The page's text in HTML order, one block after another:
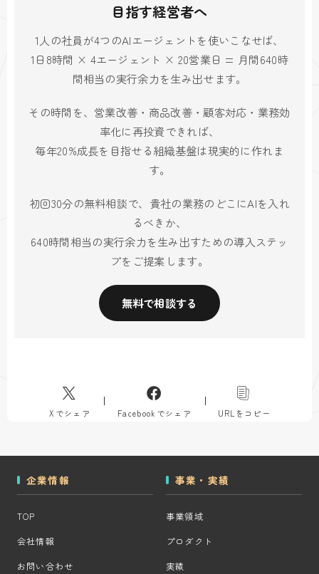
目指す経営者へ
1人の社員が4つのAIエージェントを使いこなせば、
1日8時間 × 4エージェント × 20営業日 = 月間640時
間相当の実行余力を生み出せます。
その時間を、営業改善・商品改善・顧客対応・業務効
率化に再投資できれば、
毎年20%成長を目指せる組織基盤は現実的に作れま
す。
初回30分の無料相談で、貴社の業務のどこにAIを入れ
るべきか、
640時間相当の実行余力を生み出すための導入ステッ
プをご提案します。
無料で相談する
Xでシェア Facebookでシェア URLをコピー
企業情報
TOP
会社情報
お問い合わせ
事業・実績
事業領域
プロダクト
実績